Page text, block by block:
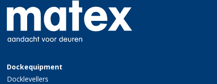
Dockequipment
Docklevellers